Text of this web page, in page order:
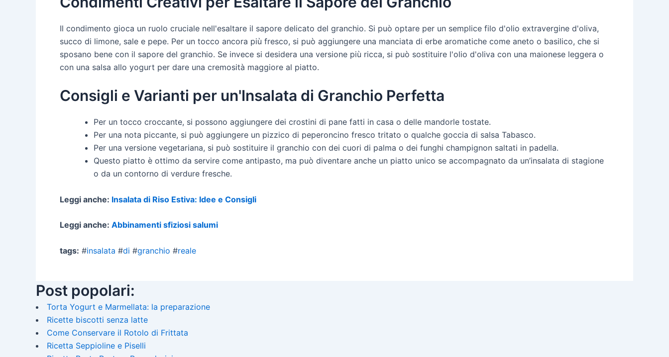
Il condimento gioca un ruolo cruciale nell'esaltare il sapore delicato del granchio. Si può optare per un semplice filo d'olio extravergine d'oliva,
succo di limone, sale e pepe. Per un tocco ancora più fresco, si può aggiungere una manciata di erbe aromatiche come aneto o basilico, che si
sposano bene con il sapore del granchio. Se invece si desidera una versione più ricca, si può sostituire l'olio d'oliva con una maionese leggera o
con una salsa allo yogurt per dare una cremosità maggiore al piatto.
Consigli e Varianti per un'Insalata di Granchio Perfetta
Per un tocco croccante, si possono aggiungere dei crostini di pane fatti in casa o delle mandorle tostate.
Per una nota piccante, si può aggiungere un pizzico di peperoncino fresco tritato o qualche goccia di salsa Tabasco.
Per una versione vegetariana, si può sostituire il granchio con dei cuori di palma o dei funghi champignon saltati in padella.
Questo piatto è ottimo da servire come antipasto, ma può diventare anche un piatto unico se accompagnato da un’insalata di stagione
o da un contorno di verdure fresche.
Leggi anche: Insalata di Riso Estiva: Idee e Consigli
Leggi anche: Abbinamenti sfiziosi salumi
tags: #insalata #di #granchio #reale
Post popolari:
Torta Yogurt e Marmellata: la preparazione
Ricette biscotti senza latte
Come Conservare il Rotolo di Frittata
Ricetta Seppioline e Piselli